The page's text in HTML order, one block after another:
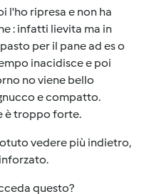
l'ho ripresa e non ha
: infatti lievita ma in
per il pane ad es o
inacidisce e poi
no viene bello
e compatto.
è troppo forte.
vedere più indietro,
questo?